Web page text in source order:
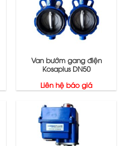
Van bướm gang điện
Kosaplus DN50
Liên hệ báo giá